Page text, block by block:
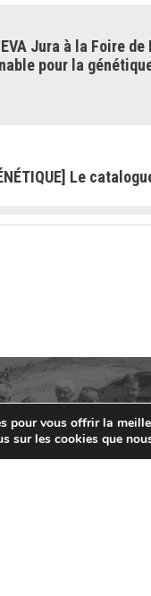
EVA Jura à la Foire
pour la
Le
: VEMBY JB
EXPO DU FUTUR
pour vous offrir la
sur les cookies que